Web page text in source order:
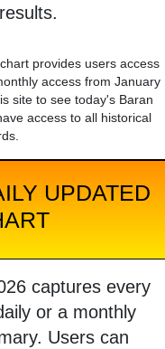
provides users access
access from January
site to see today's Baran
access to all historical
UPDATED
captures every
or a monthly
Users can